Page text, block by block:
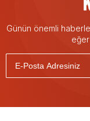
Günün önemli